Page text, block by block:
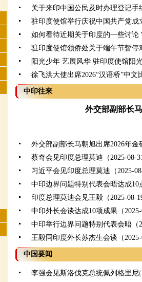
关于来印中国公民及时办理登记手
驻印度使馆举行庆祝中国共产党成
如何看待近期关于印度的一些讨论
驻印度使馆领侨处关于端午节暂停
阳光少年 艺展风华 驻印度使馆阳
徐飞洪大使出席2026“汉语桥”中
中印往来
外交部副部长
外交部副部长马朝旭出席2026年
蔡奇会见印度总理莫迪（2025-08-
习近平会见印度总理莫迪（2025-
中印边界问题特别代表会晤达成10
印度总理莫迪会见王毅（2025-08-
中印外长会谈达成10项成果（
中印举行边界问题特别代表会晤（
王毅同印度外长苏杰生会谈（
中国要闻
李强会见斯洛伐克总统佩列格里尼